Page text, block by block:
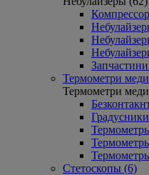
Термометри
Термометри
Стетоскопы (6)